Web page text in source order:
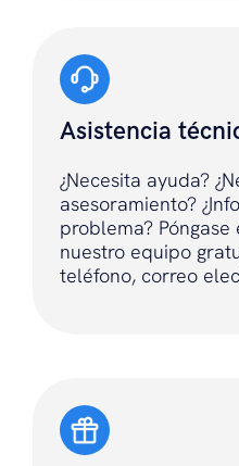
Asistencia
¿Necesita ayuda?
asesoramiento?
problema?
nuestro equipo
teléfono, correo